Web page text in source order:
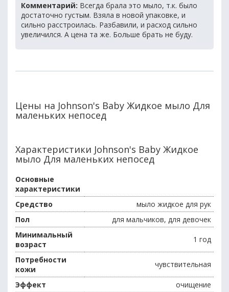
Комментарий: Всегда брала это мыло, т.к. было
достаточно густым. Взяла в новой упаковке, и
сильно расстроилась. Разбавили, и расход сильно
увеличился. А цена та же. Больше брать не буду.
Цены на Johnson's Baby Жидкое мыло Для
маленьких непосед
Характеристики Johnson's Baby Жидкое
мыло Для маленьких непосед
Основные
характеристики
Средство
мыло жидкое для рук
Пол
для мальчиков, для девочек
Минимальный
возраст
1 год
Потребности
кожи
чувствительная
Эффект
очищение